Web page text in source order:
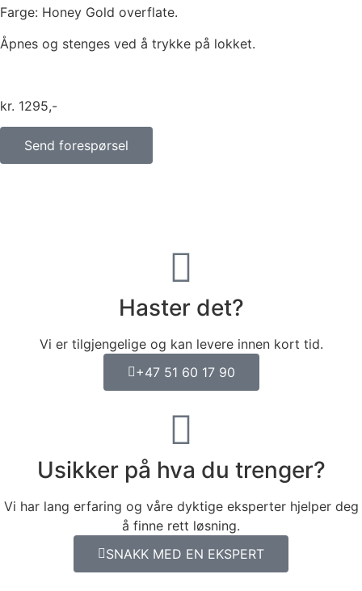
Farge: Honey Gold overflate.
Åpnes og stenges ved å trykke på lokket.
kr 1295
Send forespørsel
Haster det?
Vi er tilgjengelige og kan levere innen kort tid.
+47 51 60 17 90
Usikker på hva du trenger?
Vi har lang erfaring og våre dyktige eksperter hjelper deg
å finne rett løsning.
SNAKK MED EN EKSPERT